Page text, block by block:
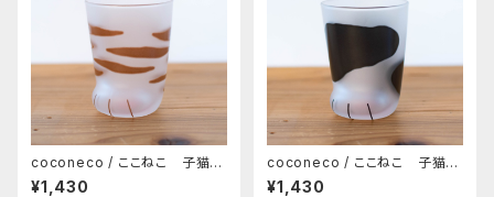
coconeco / ここねこ 子猫タ
ンブラー 230ml（トラ）
¥1,430
coconeco / ここねこ 子猫タ
ンブラー 230ml（ブチ）
¥1,430